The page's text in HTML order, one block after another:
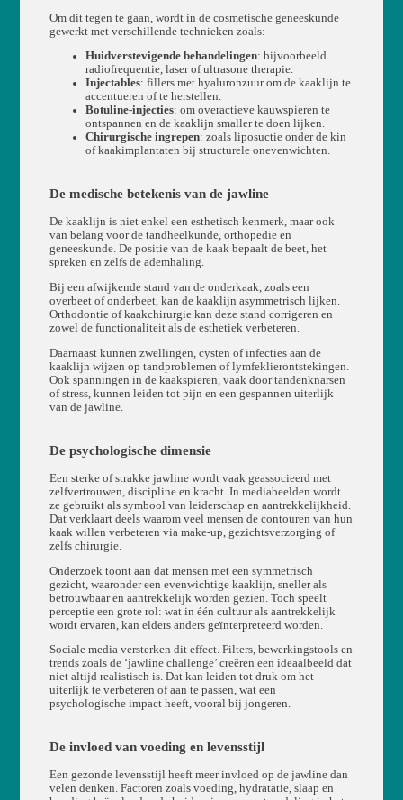
Om dit tegen te gaan, wordt in de cosmetische geneeskunde
gewerkt met verschillende technieken zoals:
Huidverstevigende behandelingen: bijvoorbeeld
radiofrequentie, laser of ultrasone therapie.
Injectables: fillers met hyaluronzuur om de kaaklijn te
accentueren of te herstellen.
Botuline-injecties: om overactieve kauwspieren te
ontspannen en de kaaklijn smaller te doen lijken.
Chirurgische ingrepen: zoals liposuctie onder de kin
of kaakimplantaten bij structurele onevenwichten.
De medische betekenis van de jawline
De kaaklijn is niet enkel een esthetisch kenmerk, maar ook
van belang voor de tandheelkunde, orthopedie en
geneeskunde. De positie van de kaak bepaalt de beet, het
spreken en zelfs de ademhaling.
Bij een afwijkende stand van de onderkaak, zoals een
overbeet of onderbeet, kan de kaaklijn asymmetrisch lijken.
Orthodontie of kaakchirurgie kan deze stand corrigeren en
zowel de functionaliteit als de esthetiek verbeteren.
Daarnaast kunnen zwellingen, cysten of infecties aan de
kaaklijn wijzen op tandproblemen of lymfeklierontstekingen.
Ook spanningen in de kaakspieren, vaak door tandenknarsen
of stress, kunnen leiden tot pijn en een gespannen uiterlijk
van de jawline.
De psychologische dimensie
Een sterke of strakke jawline wordt vaak geassocieerd met
zelfvertrouwen, discipline en kracht. In mediabeelden wordt
ze gebruikt als symbool van leiderschap en aantrekkelijkheid.
Dat verklaart deels waarom veel mensen de contouren van hun
kaak willen verbeteren via make-up, gezichtsverzorging of
zelfs chirurgie.
Onderzoek toont aan dat mensen met een symmetrisch
gezicht, waaronder een evenwichtige kaaklijn, sneller als
betrouwbaar en aantrekkelijk worden gezien. Toch speelt
perceptie een grote rol: wat in één cultuur als aantrekkelijk
wordt ervaren, kan elders anders geïnterpreteerd worden.
Sociale media versterken dit effect. Filters, bewerkingstools en
trends zoals de ‘jawline challenge’ creëren een ideaalbeeld dat
niet altijd realistisch is. Dat kan leiden tot druk om het
uiterlijk te verbeteren of aan te passen, wat een
psychologische impact heeft, vooral bij jongeren.
De invloed van voeding en levensstijl
Een gezonde levensstijl heeft meer invloed op de jawline dan
velen denken. Factoren zoals voeding, hydratatie, slaap en